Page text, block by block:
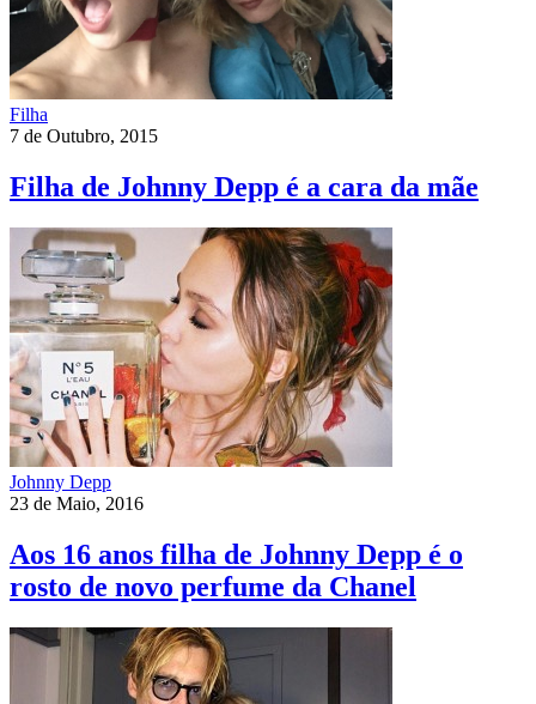
Filha
7 de Outubro, 2015
Filha de Johnny Depp é a cara da mãe
Johnny Depp
23 de Maio, 2016
Aos 16 anos filha de Johnny Depp é o
rosto de novo perfume da Chanel